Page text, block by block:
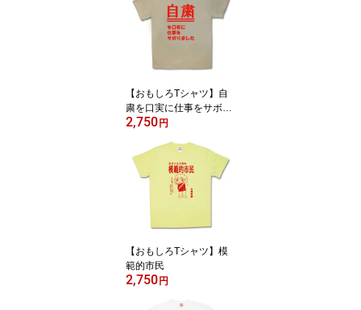
【おもしろTシャツ】自
粛を口実に仕事をサボり
ました
2,750 円
【おもしろTシャツ】模
範的市民
2,750 円